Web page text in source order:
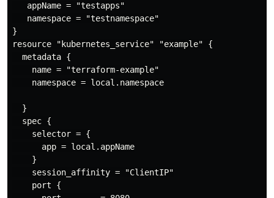
   appName = "testapps"
   namespace = "testnamespace"
}
resource "kubernetes_service" "example" {
  metadata {
    name = "terraform-example"
    namespace = local.namespace
  }
  spec {
    selector = {
      app = local.appName
    }
    session_affinity = "ClientIP"
    port {